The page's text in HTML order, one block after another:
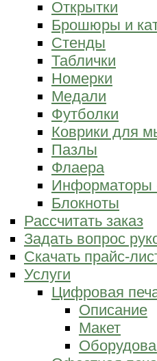
Открытки
Брошюры и
Стенды
Таблички
Номерки
Медали
Футболки
Коврики для
Пазлы
Флаера
Информаторы
Блокноты
Рассчитать заказ
Задать вопрос
Скачать прайс-
Услуги
Цифровая
Описание
Макет